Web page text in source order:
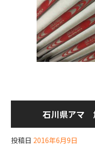
石川県アマ
投稿日 2016年6月9日